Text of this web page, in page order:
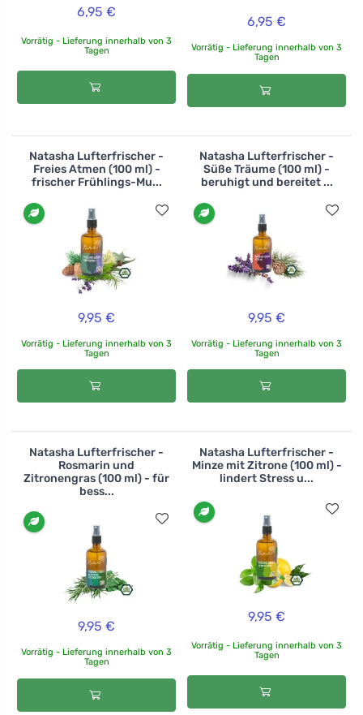
6,95 €
Vorrätig - Lieferung innerhalb von 3
Tagen
6,95 €
Vorrätig - Lieferung innerhalb von 3
Tagen
Natasha Lufterfrischer -
Freies Atmen (100 ml) -
frischer Frühlings-Mu...
9,95 €
Vorrätig - Lieferung innerhalb von 3
Tagen
Natasha Lufterfrischer -
Süße Träume (100 ml) -
beruhigt und bereitet ...
9,95 €
Vorrätig - Lieferung innerhalb von 3
Tagen
Natasha Lufterfrischer -
Rosmarin und
Zitronengras (100 ml) - für
bess...
9,95 €
Vorrätig - Lieferung innerhalb von 3
Tagen
Natasha Lufterfrischer -
Minze mit Zitrone (100 ml) -
lindert Stress u...
9,95 €
Vorrätig - Lieferung innerhalb von 3
Tagen